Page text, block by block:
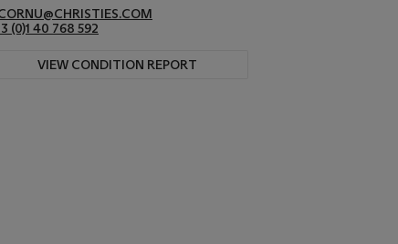
(0)1 40 768 592
VIEW CONDITION REPORT